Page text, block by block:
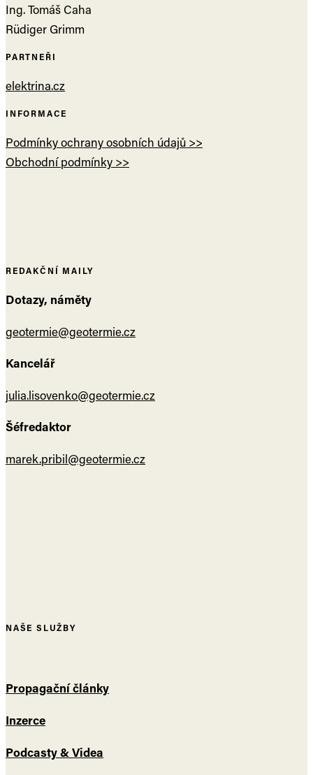
Ing. Tomáš Caha
Rüdiger Grimm
PARTNEŘI
elektrina.cz
INFORMACE
Podmínky ochrany osobních údajů >>
Obchodní podmínky >>
REDAKČNÍ MAILY
Dotazy, náměty
geotermie@geotermie.cz
Kancelář
julia.lisovenko@geotermie.cz
Šéfredaktor
marek.pribil@geotermie.cz
NAŠE SLUŽBY
Propagační články
Inzerce
Podcasty & Videa